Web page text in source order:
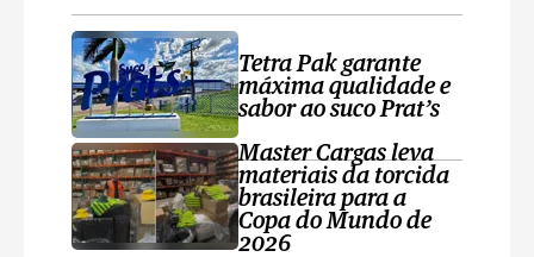
Tetra Pak garante
máxima qualidade e
sabor ao suco Prat’s
Master Cargas leva
materiais da torcida
brasileira para a
Copa do Mundo de
2026